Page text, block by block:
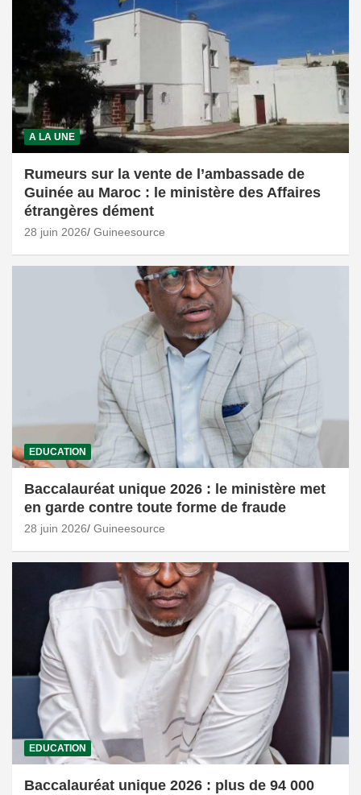
A LA UNE
Rumeurs sur la vente de l’ambassade de
Guinée au Maroc : le ministère des Affaires
étrangères dément
28 juin 2026 Guineesource
EDUCATION
Baccalauréat unique 2026 : le ministère met
en garde contre toute forme de fraude
28 juin 2026 Guineesource
EDUCATION
Baccalauréat unique 2026 : plus de 94 000